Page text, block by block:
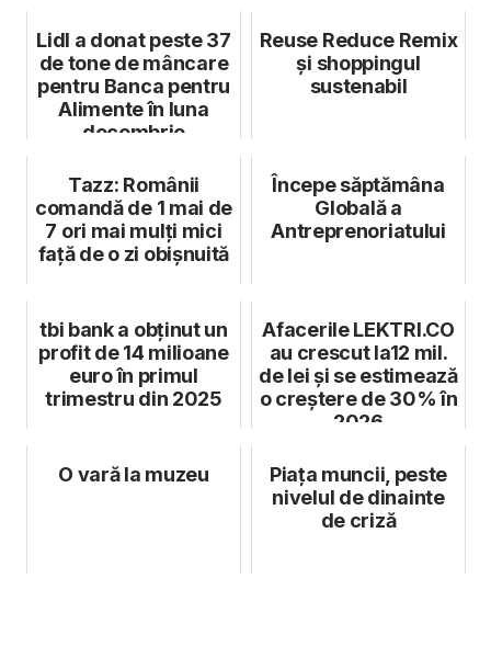
Lidl a donat peste 37
de tone de mâncare
pentru Banca pentru
Alimente în luna
decembrie
Reuse Reduce Remix
și shoppingul
sustenabil
Tazz: Românii
comandă de 1 mai de
7 ori mai mulți mici
față de o zi obișnuită
Începe săptămâna
Globală a
Antreprenoriatului
tbi bank a obținut un
profit de 14 milioane
euro în primul
trimestru din 2025
Afacerile LEKTRI.CO
au crescut la12 mil.
de lei și se estimează
o creștere de 30% în
2026
O vară la muzeu
Piața muncii, peste
nivelul de dinainte
de criză